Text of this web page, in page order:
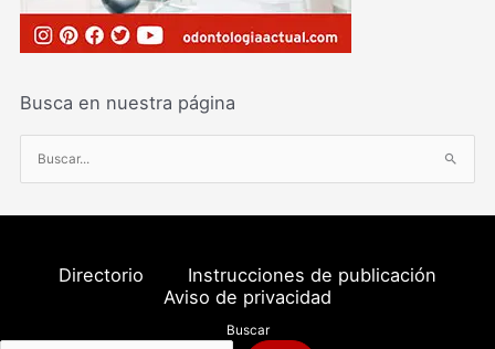
Busca en nuestra página
u
s
o
Directorio
Instrucciones de publicación
Aviso de privacidad
Buscar